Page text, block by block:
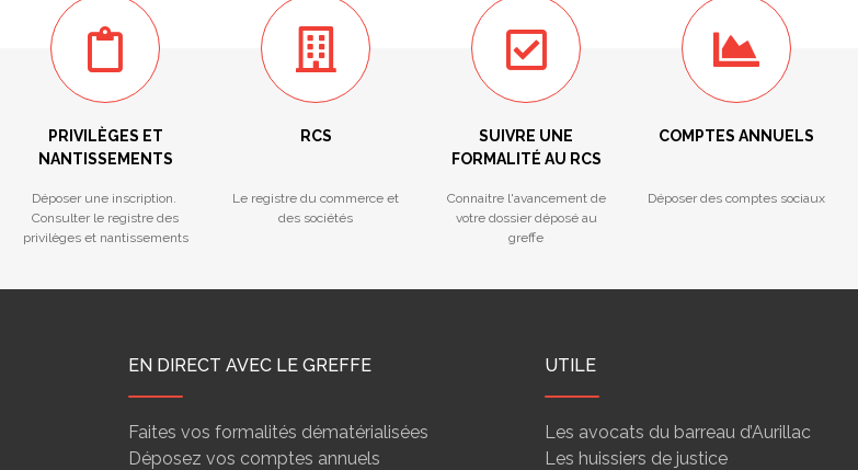
PRIVILÈGES ET
NANTISSEMENTS
Déposer une inscription.
Consulter le registre des
privilèges et nantissements
RCS
Le registre du commerce et
des sociétés
SUIVRE UNE
FORMALITÉ AU RCS
Connaitre l'avancement de
votre dossier déposé au
greffe
COMPTES ANNUELS
Déposer des comptes sociaux
EN DIRECT AVEC LE GREFFE
Faites vos formalités dématérialisées
Déposez vos comptes annuels
UTILE
Les avocats du barreau d’Aurillac
Les huissiers de justice